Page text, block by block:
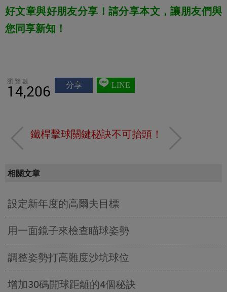
好文章與好朋友分享！請分享本文，讓朋友們與
您同享新知！
瀏覽數
14,206 分享 LINE
鐵桿擊球關鍵秘訣不可抬頭！
相關文章
設定新年度的高爾夫目標
用一面鏡子來檢查瞄球姿勢
調整姿勢打高難度沙坑球位
增加30碼開球距離的4個秘訣